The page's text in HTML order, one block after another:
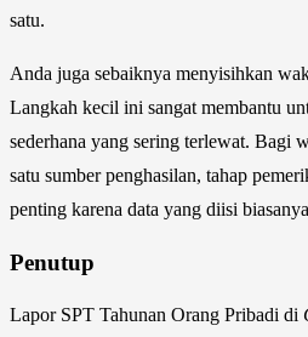
satu.
Anda juga sebaiknya menyisihkan
Langkah kecil ini sangat membantu
sederhana yang sering terlewat. Bagi
satu sumber penghasilan, tahap
penting karena data yang diisi
Penutup
Lapor SPT Tahunan Orang Pribadi di